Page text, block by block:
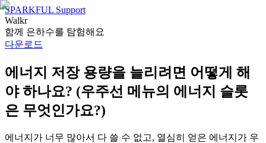
SPARKFUL Support
Walkr
함께 은하수를 탐험해요
다운로드
에너지 저장 용량을 늘리려면 어떻게 해
야 하나요? (우주선 메뉴의 에너지 슬롯
은 무엇인가요?)
에너지가 너무 많아서 다 쓸 수 없고, 열심히 얻은 에너지가 우